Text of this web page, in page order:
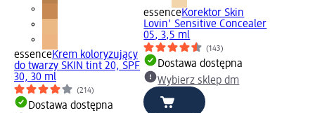
essenceKrem koloryzujący
do twarzy SKIN tint 20, SPF
30, 30 ml
(214)
Dostawa dostępna
essenceKorektor Skin
Lovin' Sensitive Concealer
05, 3,5 ml
(143)
Dostawa dostępna
Wybierz sklep dm